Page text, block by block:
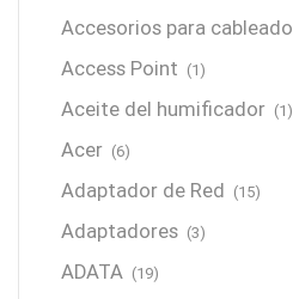
Accesorios para cableado
Access Point (1)
Aceite del humificador (1)
Acer (6)
Adaptador de Red (15)
Adaptadores (3)
ADATA (19)